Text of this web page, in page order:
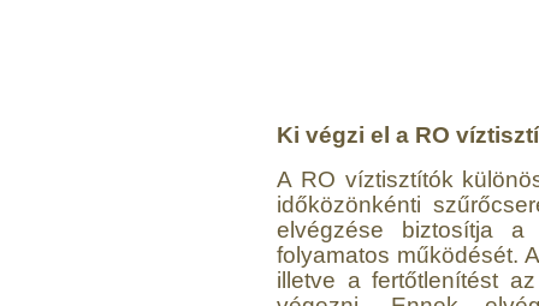
Ki végzi el a RO
A RO víztisztítók
időközönkénti
elvégzése biztosítja a
folyamatos működését.
illetve a fertőtlenítést